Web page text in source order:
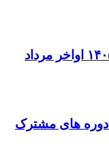
نتایج نهایی آزمون دکتری سال ۱۴۰۵ اواخر مرداد
های مشترک